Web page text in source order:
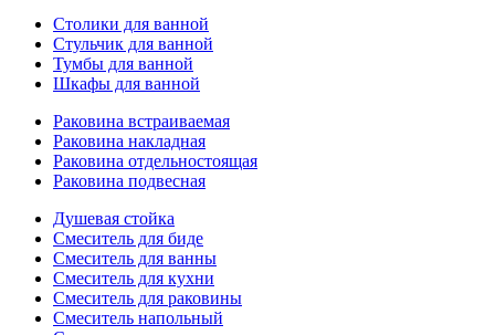
Столики для ванной
Стульчик для ванной
Тумбы для ванной
Шкафы для ванной
Раковина встраиваемая
Раковина накладная
Раковина отдельностоящая
Раковина подвесная
Душевая стойка
Смеситель для биде
Смеситель для ванны
Смеситель для кухни
Смеситель для раковины
Смеситель напольный